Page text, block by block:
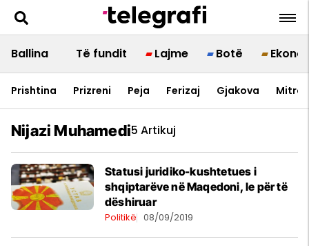
Ballina Të fundit Lajme Botë
Prishtina Prizreni Peja Ferizaj Gjakova
Nijazi Muhamedi5 Artikuj
Statusi juridiko-kushtetues i
shqiptarëve në Maqedoni, le për të
dëshiruar
Politikë 08/09/2019